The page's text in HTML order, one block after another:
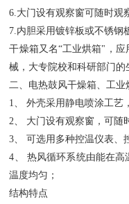
6.大门设有观察窗可随时观
7.内胆采用镀锌板或不锈钢
干燥箱又名“工业烘箱"，
械，大专院校和科研部门的
二、电热鼓风干燥箱、工业
1、 外壳采用静电喷涂工艺
2、 大门设有观察窗，可随
3、 可选用多种控温仪表、
4、 热风循环系统由能在
温度均匀；
结构特点